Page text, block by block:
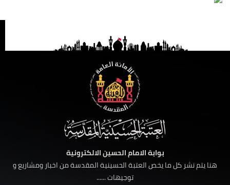
بوابة الامام الحسين الالكترونية
هنا يتم نشر كل ما يخص العتبة الحسينية المقدسة من اخبار ومشاريع و
توجيهات ......